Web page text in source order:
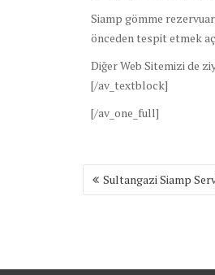
Siamp gömme
önceden tespit etmek
Diğer Web Sitemizi de
[/av_textblock]
[/av_one_full]
Yazı
gezinmesi
Sultangazi Siamp